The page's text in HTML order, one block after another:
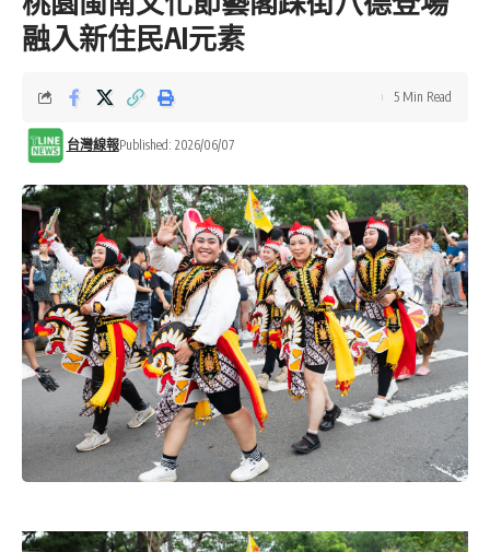
融入新住民AI元素
台灣線報Published: 2026/06/07
5 Min Read